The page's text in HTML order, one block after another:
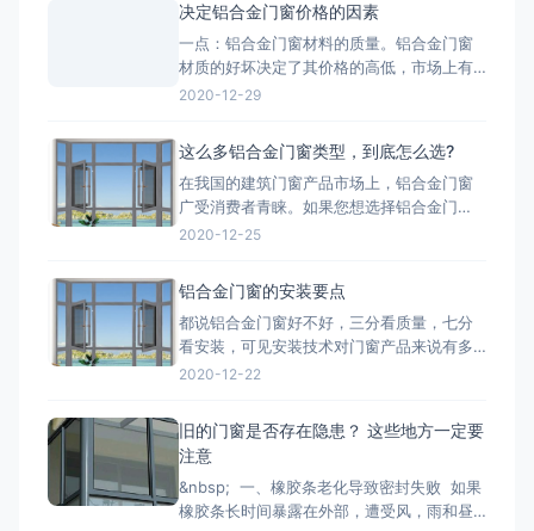
路”战略，让断桥铝门窗行业搭建了一个很好
的平台，而“一带一路”战略沿线覆盖了65个
国家，占全球
决定铝合金门窗价格的因素
一点：铝合金门窗材料的质量。铝合金门窗
材质的好坏决定了其价格的高低，市场上有
两种铝，一种是纯铝，用这种为主材的材质
杂质少、耐腐蚀性和抗氧化性强。 第二点：
铝合金门窗价格也取决于生产工艺。生产工
艺的推行，必须有良好的生
2020-12-29
这么多铝合金门窗类型，到底怎么选?
在我国的建筑门窗产品市场上，铝合金门窗
广受消费者青睐。如果您想选择铝合金门
窗，最好先了解一下铝合金门窗开启形式、
会影响您日后几十年的生活品质。 市面上的
门窗除了常见的木质材料加工制作而成的木
质门窗以外，更为常见的是类似下文
2020-12-25
铝合金门窗的安装要点
都说铝合金门窗好不好，三分看质量，七分
看安装，可见安装技术对门窗产品来说有多
重要。下面小编来和大家简单说一下铝合金
定，门窗调整至横平竖直，再将衔接件与墙
体固定，固定办法按规划要求。固定结实后
即可拔去木楔。在门窗框与墙
2020-12-22
旧的门窗是否存在隐患？ 这些地方一定要
注意
&nbsp; 一、橡胶条老化导致密封失败 如果
橡胶条长时间暴露在外部，遭受风，雨和昼